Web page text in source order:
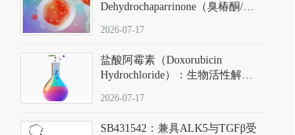
Dehydrochaparrinone（臭椿酮/臭
DKM货号 D806885
2026-07-17
盐酸阿霉素（Doxorubicin
Hydrochloride）：生物活性解
范
2026-07-17
SB431542：兼具ALK5与TGFβ受